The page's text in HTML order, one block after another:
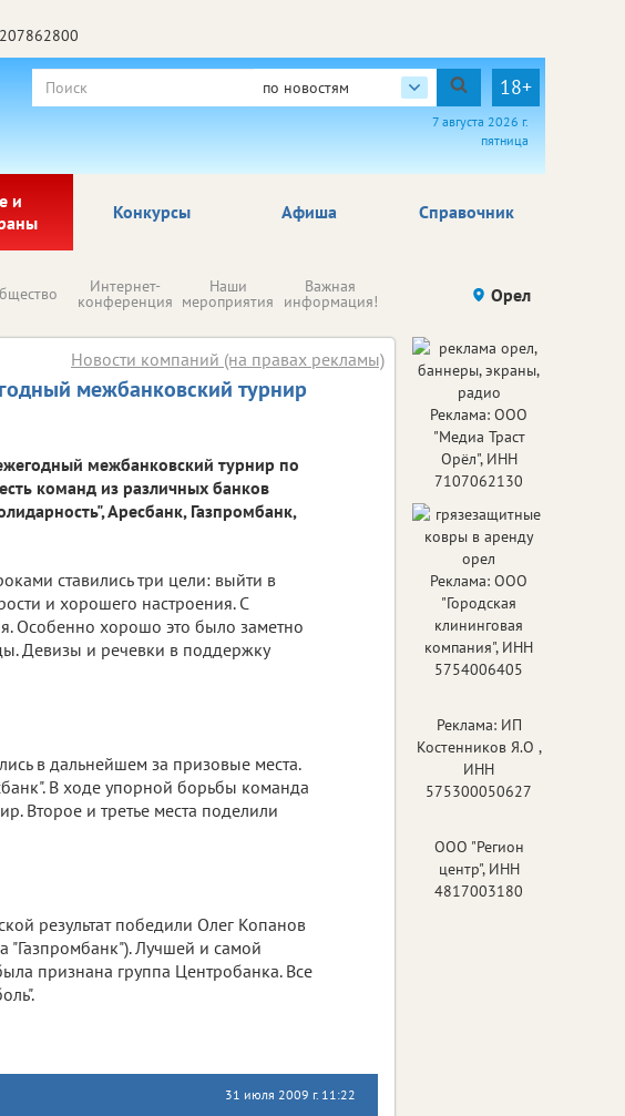
по новостям 18+
7 августа 2026 г.
пятница
и
Афиша Справочник
Конкурсы
Интернет-
конференция
Наши
мероприятия
Важная
информация! Происшествия Здоровье
Орел
межбанковский турнир
Новости компаний (на правах рекламы)
межбанковский турнир по
команд из различных банков
Аресбанк, Газпромбанк,
ставились три цели: выйти в
и хорошего настроения. С
Особенно хорошо это было заметно
Девизы и речевки в поддержку
в дальнейшем за призовые места.
В ходе упорной борьбы команда
Второе и третье места поделили
результат победили Олег Копанов
"Газпромбанк"). Лучшей и самой
признана группа Центробанка. Все
31 июля 2009 г. 11:22
Реклама: ООО
"Медиа Траст
Орёл", ИНН
7107062130
Реклама: ООО
"Городская
клининговая
компания", ИНН
5754006405
Реклама: ИП
Костенников Я.О ,
ИНН
575300050627
ООО "Регион
центр", ИНН
4817003180